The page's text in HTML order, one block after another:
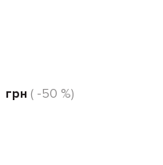
грн ( -50 %)